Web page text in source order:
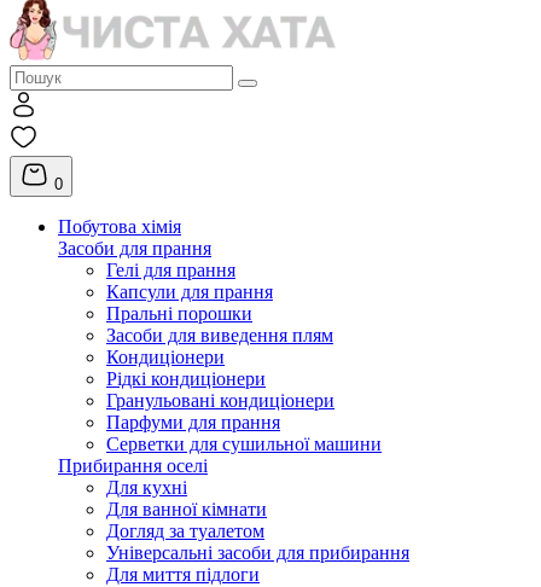
0
Побутова хімія
Засоби для прання
Гелі для прання
Капсули для прання
Пральні порошки
Засоби для виведення плям
Кондиціонери
Рідкі кондиціонери
Гранульовані кондиціонери
Парфуми для прання
Серветки для сушильної машини
Прибирання оселі
Для кухні
Для ванної кімнати
Догляд за туалетом
Універсальні засоби для прибирання
Для миття підлоги